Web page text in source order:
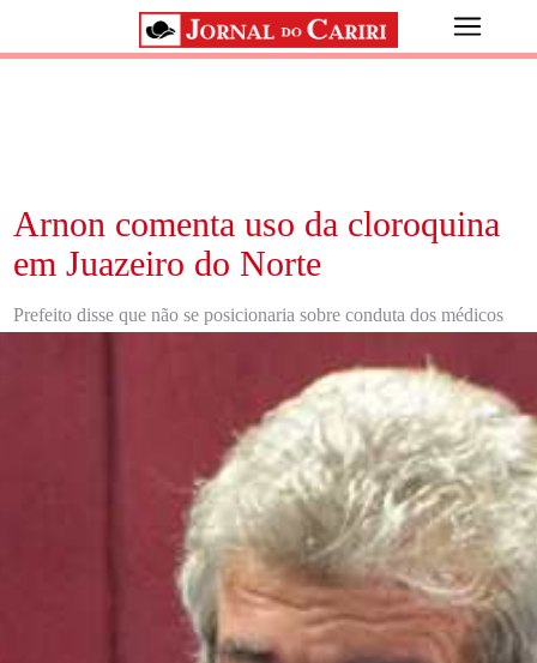
Arnon comenta uso da cloroquina
em Juazeiro do Norte
Prefeito disse que não se posicionaria sobre conduta dos médicos